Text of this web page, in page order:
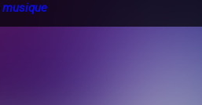
musique